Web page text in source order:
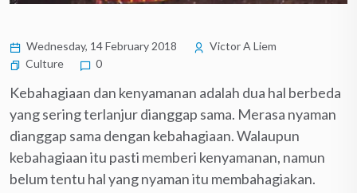
Wednesday, 14 February 2018
Victor A Liem
Culture
0
Kebahagiaan dan kenyamanan adalah dua hal berbeda
yang sering terlanjur dianggap sama. Merasa nyaman
dianggap sama dengan kebahagiaan. Walaupun
kebahagiaan itu pasti memberi kenyamanan, namun
belum tentu hal yang nyaman itu membahagiakan.